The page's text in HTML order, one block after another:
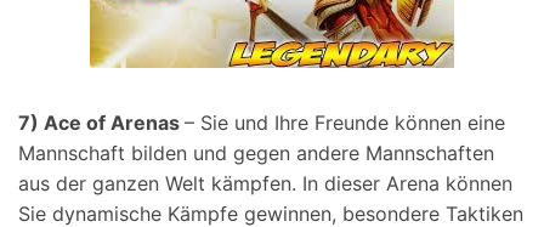
7) Ace of Arenas – Sie und Ihre Freunde können eine
Mannschaft bilden und gegen andere Mannschaften
aus der ganzen Welt kämpfen. In dieser Arena können
Sie dynamische Kämpfe gewinnen, besondere Taktiken